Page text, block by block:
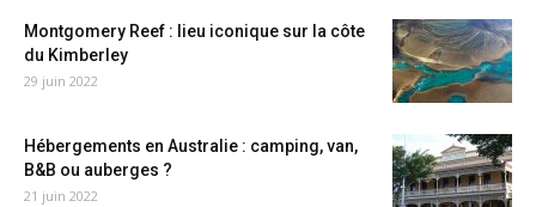
Montgomery Reef : lieu iconique sur la côte
du Kimberley
29 juin 2022
Hébergements en Australie : camping, van,
B&B ou auberges ?
21 juin 2022